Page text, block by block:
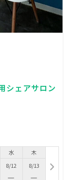
シェアサロン
水
8/12
木
8/13